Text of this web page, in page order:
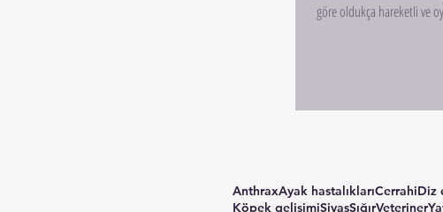
göre oldukça hareketli ve
AnthraxAyak hastalıklarıCerrahiDiz
Köpek gelişimiSivasSığırVeteriner